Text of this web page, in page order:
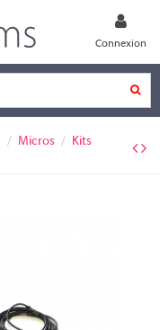
Connexion
Micros
Kits